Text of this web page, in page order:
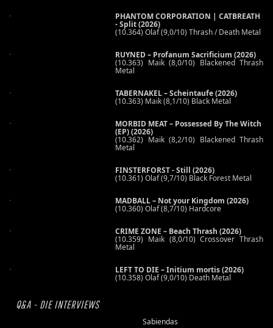
PHANTOM CORPORATION | CATBREATH
- Split (2026)
(10.364) Olaf (9,0/10) Thrash / Death Metal
RUYNED – Profanum Sacrificium (2026)
(10.363) Maik (8,0/10) Blackened Thrash
Metal
TABERNAKEL – Scheintaufe (2026)
(10.363) Maik (8,1/10) Black Metal
MORBID MEAT – Possessed By The Witch
(EP) (2026)
(10.362) Maik (8,2/10) Blackened Thrash
Metal
FINSTERFORST - Still (2026)
(10.361) Olaf (9,7/10) Black Forest Metal
MADBALL – Not your Kingdom (2026)
(10.360) Olaf (8,7/10) Hardcore
CRIME ZONE – Beach Thrash (2026)
(10.359) Maik (8,0/10) Crossover Thrash
Metal
LEFT TO DIE – Initium mortis (2026)
(10.358) Olaf (9,0/10) Death Metal
Q&A - DIE INTERVIEWS
Sabiendas